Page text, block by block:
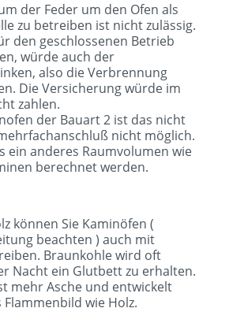
der Feder um den Ofen als
zu betreiben ist nicht zulässig.
den geschlossenen Betrieb
würde auch der
also die Verbrennung
Die Versicherung würde im
zahlen.
der Bauart 2 ist das nicht
nicht möglich.
ein anderes Raumvolumen wie
berechnet werden.
können Sie Kaminöfen (
beachten ) auch mit
Braunkohle wird oft
Nacht ein Glutbett zu erhalten.
mehr Asche und entwickelt
wie Holz.